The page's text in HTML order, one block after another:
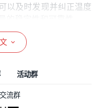
以及时发现并纠正温度
每班次(连续生产同一
Profile,另若质量有疑
管.
测温线头,若已断裂,则
准确.
活动群
流群